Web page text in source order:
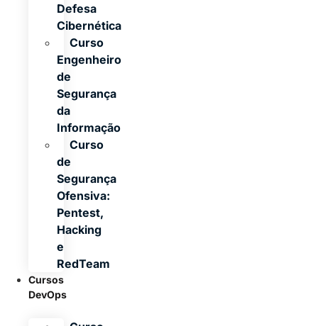
Defesa
Cibernética
Curso
Engenheiro
de
Segurança
da
Informação
Curso
de
Segurança
Ofensiva:
Pentest,
Hacking
e
RedTeam
Cursos
DevOps